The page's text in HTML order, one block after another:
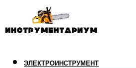
ЭЛЕКТРОИНСТРУМЕНТ